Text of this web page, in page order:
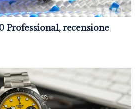
Professional, recensione